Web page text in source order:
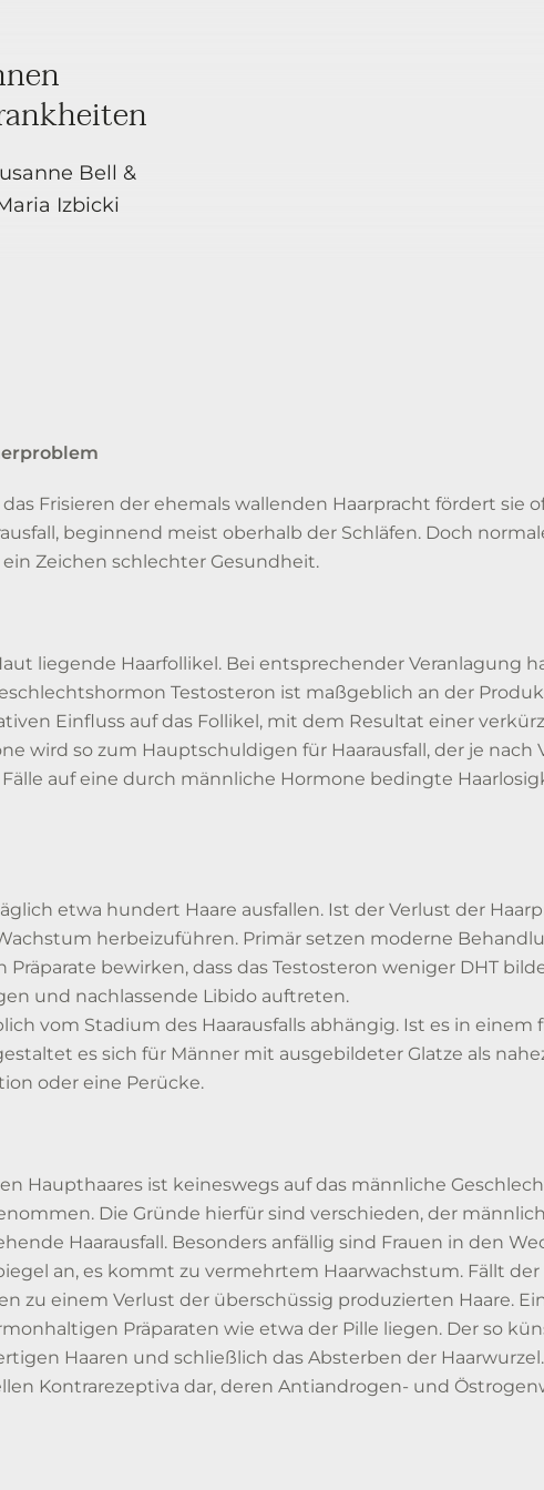
Bell &
Izbicki
Frisieren der ehemals wallenden Haarpracht fördert sie
beginnend meist oberhalb der Schläfen. Doch
Zeichen schlechter Gesundheit.
liegende Haarfollikel. Bei entsprechender Veranlagung
Testosteron ist maßgeblich an der
Einfluss auf das Follikel, mit dem Resultat einer
wird so zum Hauptschuldigen für Haarausfall, der je
auf eine durch männliche Hormone bedingte
etwa hundert Haare ausfallen. Ist der Verlust der
herbeizuführen. Primär setzen moderne
bewirken, dass das Testosteron weniger DHT
und nachlassende Libido auftreten.
vom Stadium des Haarausfalls abhängig. Ist es in
es sich für Männer mit ausgebildeter Glatze als
oder eine Perücke.
Haupthaares ist keineswegs auf das männliche
Die Gründe hierfür sind verschieden, der
Haarausfall. Besonders anfällig sind Frauen in den
an, es kommt zu vermehrtem Haarwachstum. Fällt
zu einem Verlust der überschüssig produzierten Haare.
Präparaten wie etwa der Pille liegen. Der so
Haaren und schließlich das Absterben der
Kontrarezeptiva dar, deren Antiandrogen- und